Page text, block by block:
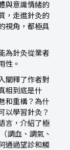
與意識情緒的
，走進針灸的
視角，都極具
為針灸從業者
性。
闡釋了作者對
相到底是什
和重構？為什
以學習針灸？
言，介紹了極
調血、調氣、
通過望診和觸